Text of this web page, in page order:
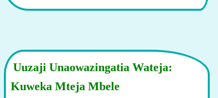
Uuzaji Unaowazingatia Wateja:
Kuweka Mteja Mbele